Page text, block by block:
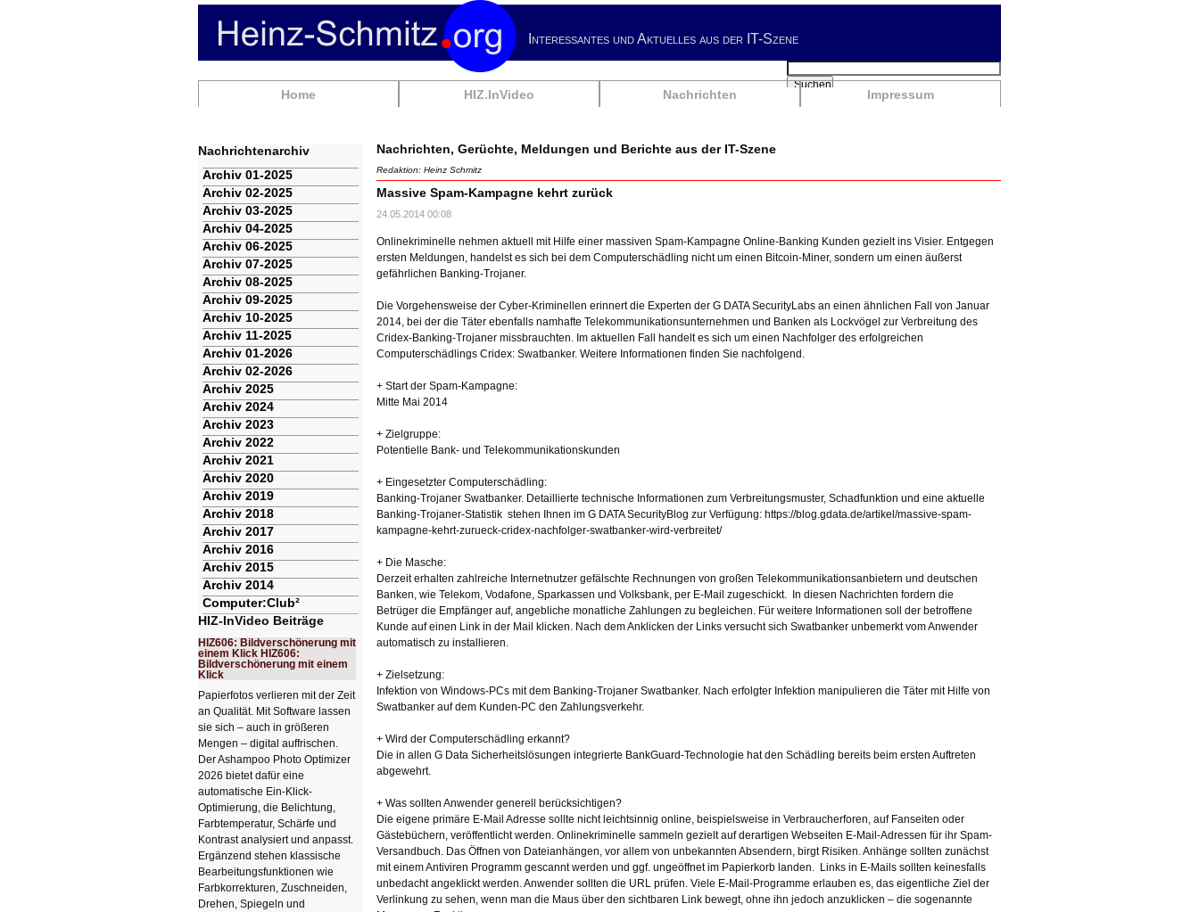
Interessantes und Aktuelles aus der IT-Szene
Navigation
Home HIZ.InVideo Nachrichten Impressum
Suchbegriffe
Suchen
Nachrichten, Gerüchte, Meldungen und Berichte aus der IT-Szene
Redaktion: Heinz Schmitz
Massive Spam-Kampagne kehrt zurück
24.05.2014 00:08
Onlinekriminelle nehmen aktuell mit Hilfe einer massiven Spam-Kampagne Online-Banking Kunden gezielt ins Visier. Entgegen
ersten Meldungen, handelst es sich bei dem Computerschädling nicht um einen Bitcoin-Miner, sondern um einen äußerst
gefährlichen Banking-Trojaner.
Die Vorgehensweise der Cyber-Kriminellen erinnert die Experten der G DATA SecurityLabs an einen ähnlichen Fall von Januar
2014, bei der die Täter ebenfalls namhafte Telekommunikationsunternehmen und Banken als Lockvögel zur Verbreitung des
Cridex-Banking-Trojaner missbrauchten. Im aktuellen Fall handelt es sich um einen Nachfolger des erfolgreichen
Computerschädlings Cridex: Swatbanker. Weitere Informationen finden Sie nachfolgend.
+ Start der Spam-Kampagne:
Mitte Mai 2014
+ Zielgruppe:
Potentielle Bank- und Telekommunikationskunden
+ Eingesetzter Computerschädling:
Banking-Trojaner Swatbanker. Detaillierte technische Informationen zum Verbreitungsmuster, Schadfunktion und eine aktuelle
Banking-Trojaner-Statistik stehen Ihnen im G DATA SecurityBlog zur Verfügung: https://blog.gdata.de/artikel/massive-spam-
kampagne-kehrt-zurueck-cridex-nachfolger-swatbanker-wird-verbreitet/
+ Die Masche:
Derzeit erhalten zahlreiche Internetnutzer gefälschte Rechnungen von großen Telekommunikationsanbietern und deutschen
Banken, wie Telekom, Vodafone, Sparkassen und Volksbank, per E-Mail zugeschickt. In diesen Nachrichten fordern die
Betrüger die Empfänger auf, angebliche monatliche Zahlungen zu begleichen. Für weitere Informationen soll der betroffene
Kunde auf einen Link in der Mail klicken. Nach dem Anklicken der Links versucht sich Swatbanker unbemerkt vom Anwender
automatisch zu installieren.
+ Zielsetzung:
Infektion von Windows-PCs mit dem Banking-Trojaner Swatbanker. Nach erfolgter Infektion manipulieren die Täter mit Hilfe von
Swatbanker auf dem Kunden-PC den Zahlungsverkehr.
+ Wird der Computerschädling erkannt?
Die in allen G Data Sicherheitslösungen integrierte BankGuard-Technologie hat den Schädling bereits beim ersten Auftreten
abgewehrt.
+ Was sollten Anwender generell berücksichtigen?
Die eigene primäre E-Mail Adresse sollte nicht leichtsinnig online, beispielsweise in Verbraucherforen, auf Fanseiten oder
Gästebüchern, veröffentlicht werden. Onlinekriminelle sammeln gezielt auf derartigen Webseiten E-Mail-Adressen für ihr Spam-
Versandbuch. Das Öffnen von Dateianhängen, vor allem von unbekannten Absendern, birgt Risiken. Anhänge sollten zunächst
mit einem Antiviren Programm gescannt werden und ggf. ungeöffnet im Papierkorb landen. Links in E-Mails sollten keinesfalls
unbedacht angeklickt werden. Anwender sollten die URL prüfen. Viele E-Mail-Programme erlauben es, das eigentliche Ziel der
Verlinkung zu sehen, wenn man die Maus über den sichtbaren Link bewegt, ohne ihn jedoch anzuklicken – die sogenannte
Nachrichtenarchiv
Navigation
überspringen
Archiv 01-2025
Archiv 02-2025
Archiv 03-2025
Archiv 04-2025
Archiv 06-2025
Archiv 07-2025
Archiv 08-2025
Archiv 09-2025
Archiv 10-2025
Archiv 11-2025
Archiv 01-2026
Archiv 02-2026
Archiv 2025
Archiv 2024
Archiv 2023
Archiv 2022
Archiv 2021
Archiv 2020
Archiv 2019
Archiv 2018
Archiv 2017
Archiv 2016
Archiv 2015
Archiv 2014
Computer:Club²
HIZ-InVideo Beiträge
HIZ606: Bildverschönerung mit
einem Klick HIZ606:
Bildverschönerung mit einem
Klick
Papierfotos verlieren mit der Zeit
an Qualität. Mit Software lassen
sie sich – auch in größeren
Mengen – digital auffrischen.
Der Ashampoo Photo Optimizer
2026 bietet dafür eine
automatische Ein-Klick-
Optimierung, die Belichtung,
Farbtemperatur, Schärfe und
Kontrast analysiert und anpasst.
Ergänzend stehen klassische
Bearbeitungsfunktionen wie
Farbkorrekturen, Zuschneiden,
Drehen, Spiegeln und